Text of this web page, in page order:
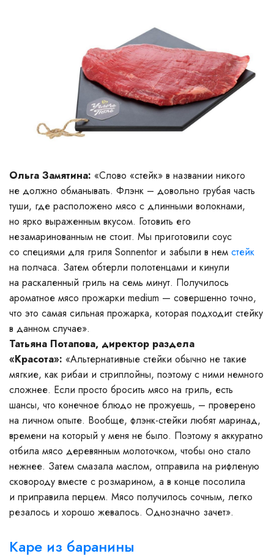
Ольга Замятина: «Слово «стейк» в названии никого
не должно обманывать. Флэнк – довольно грубая часть
туши, где расположено мясо с длинными волокнами,
но ярко выраженным вкусом. Готовить его
незамаринованным не стоит. Мы приготовили соус
со специями для гриля Sonnentor и забыли в нем стейк
на полчаса. Затем обтерли полотенцами и кинули
на раскаленный гриль на семь минут. Получилось
ароматное мясо прожарки medium — совершенно точно,
что это самая сильная прожарка, которая подходит стейку
в данном случае».
Татьяна Потапова, директор раздела
«Красота»: «Альтернативные стейки обычно не такие
мягкие, как рибаи и стриплойны, поэтому с ними немного
сложнее. Если просто бросить мясо на гриль, есть
шансы, что конечное блюдо не прожуешь, – проверено
на личном опыте. Вообще, флэнк-стейки любят маринад,
времени на который у меня не было. Поэтому я аккуратно
отбила мясо деревянным молоточком, чтобы оно стало
нежнее. Затем смазала маслом, отправила на рифленую
сковороду вместе с розмарином, а в конце посолила
и приправила перцем. Мясо получилось сочным, легко
резалось и хорошо жевалось. Однозначно зачет».
Каре из баранины